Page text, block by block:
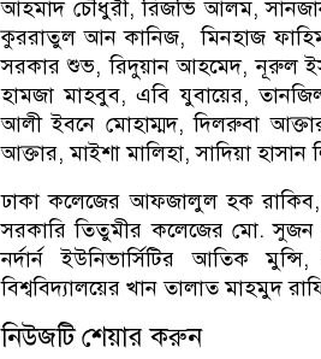
আহমাদ চৌধুরী, রিজভি আলম,
কুররাতুল আন কানিজ, মিনহাজ ফাহিম,
সরকার শুভ, রিদুয়ান আহমেদ, নূরুল
হামজা মাহবুব, এবি যুবায়ের,
আলী ইবনে মোহাম্মদ, দিলরুবা
আক্তার, মাইশা মালিহা, সাদিয়া
ঢাকা কলেজের আফজালুল হক
সরকারি তিতুমীর কলেজের মো. সুজন
নর্দার্ন ইউনিভার্সিটির আতিক
বিশ্ববিদ্যালয়ের খান তালাত মাহমুদ
নিউজটি শেয়ার করুন